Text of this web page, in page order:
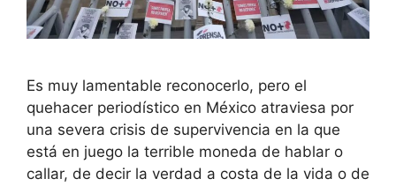
Es muy lamentable reconocerlo, pero el
quehacer periodístico en México atraviesa por
una severa crisis de supervivencia en la que
está en juego la terrible moneda de hablar o
callar, de decir la verdad a costa de la vida o de